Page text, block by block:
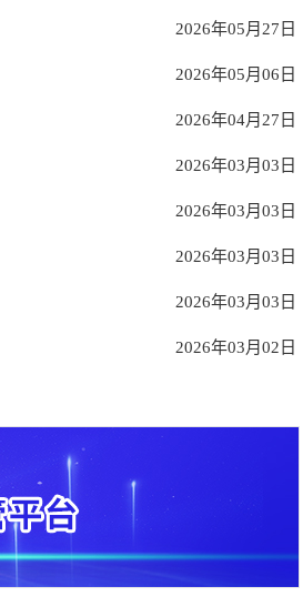
2026年05月27日
2026年05月06日
2026年04月27日
2026年03月03日
2026年03月03日
2026年03月03日
2026年03月03日
2026年03月02日